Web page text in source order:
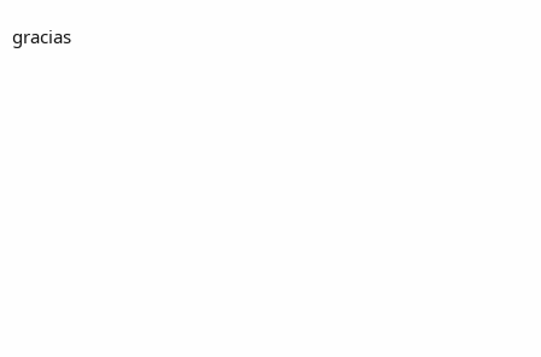
gracias